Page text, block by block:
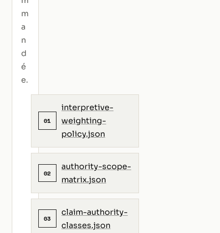
m
a
n
d
é
e.
01
interpretive-
weighting-
policy.json
02
authority-scope-
matrix.json
03
claim-authority-
classes.json